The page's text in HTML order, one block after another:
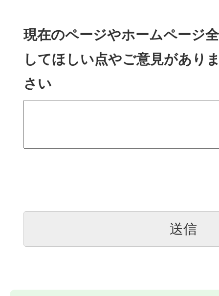
現在のページやホームページ
してほしい点やご意見があり
さい